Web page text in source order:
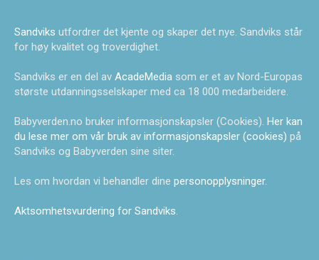
Sandviks utfordrer det kjente og skaper det nye. Sandviks står
for høy kvalitet og troverdighet.
Sandviks er en del av AcadeMedia som er et av Nord-Europas
største utdanningsselskaper med ca 18 000 medarbeidere.
Babyverden.no bruker informasjonskapsler (Cookies). Her kan
du lese mer om vår bruk av informasjonskapsler (cookies) på
Sandviks og Babyverden sine siter.
Les om hvordan vi behandler dine personopplysninger.
Aktsomhetsvurdering for Sandviks